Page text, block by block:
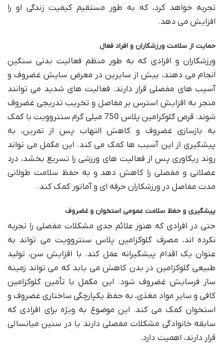
تجربه خواهد کرد، که به طور مستقیم کیفیت زندگی او را
افزایش می دهد.
حمایت از سلامت ورزشکاران و افراد فعال
ورزشکاران و افرادی که به طور منظم فعالیت بدنی سنگین
انجام می دهند، بیش از سایرین در معرض سایش غضروف و
آسیب های مفصلی قرار دارند. فعالیت های شدید می توانند
منجر به افزایش استرس بر مفاصل و تخریب تدریجی غضروف
شوند. قرص گلوکزامین پلاس 750 میلی گرم سنتروویت با کمک
به بازسازی غضروف و کاهش التهاب پس از تمرین، به
پیشگیری از این آسیب ها کمک می کند. این مکمل می تواند
روند ریکاوری پس از فعالیت های ورزشی را تسریع بخشد، درد
عضلانی و مفصلی را کاهش دهد و به حفظ سلامت طولانی
مدت مفاصل در ورزشکاران حرفه ای و آماتور کمک کند.
پیشگیری و حفظ سلامت عمومی استخوان و غضروف
حتی در افرادی که هنوز علائم جدی مشکلات مفصلی را تجربه
نکرده اند، مصرف گلوکزامین پلاس سنتروویت می تواند به
عنوان یک اقدام پیشگیرانه عمل کند. با افزایش سن، تولید
طبیعی گلوکزامین در بدن کاهش می یابد که می تواند زمینه
ساز فرسایش غضروف شود. این مکمل با تأمین گلوکزامین
کافی و سایر مواد مغذی، به حفظ یکپارچگی ساختاری غضروف و
استخوان کمک می کند. این موضوع به ویژه برای افرادی که
سابقه خانوادگی مشکلات مفصلی دارند یا در سنین میانسالی
قرار دارند، اهمیت دارد.